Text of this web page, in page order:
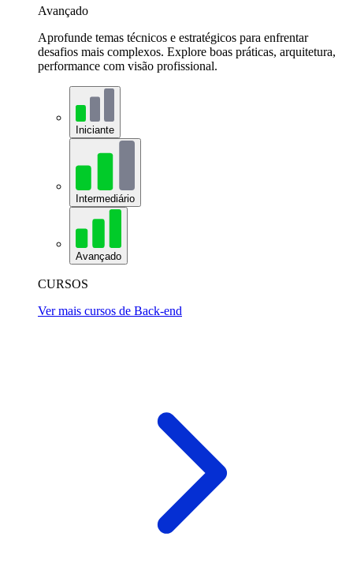
Avançado
Aprofunde temas técnicos e estratégicos para enfrentar
desafios mais complexos. Explore boas práticas, arquitetura,
performance com visão profissional.
Iniciante
Intermediário
Avançado
CURSOS
Ver mais cursos de Back-end